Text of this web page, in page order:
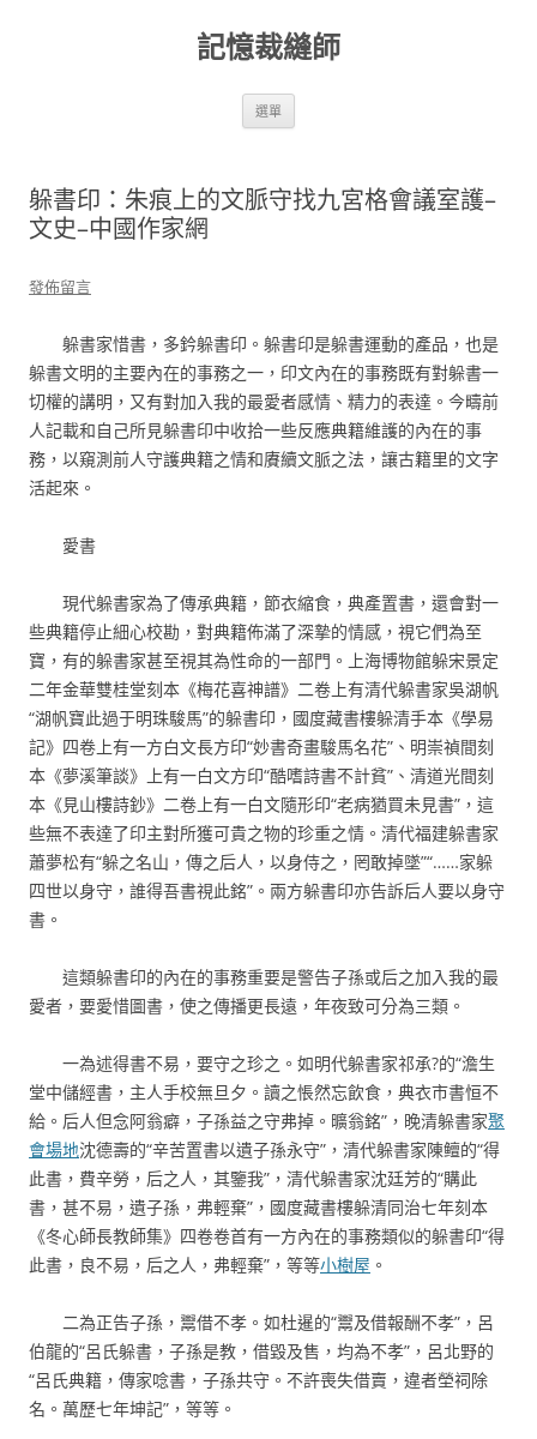
記憶裁縫師
選單
躲書印：朱痕上的文脈守找九宮格會議室護–
文史–中國作家網
發佈留言
躲書家惜書，多鈐躲書印。躲書印是躲書運動的產品，也是
躲書文明的主要內在的事務之一，印文內在的事務既有對躲書一
切權的講明，又有對加入我的最愛者感情、精力的表達。今疇前
人記載和自己所見躲書印中收拾一些反應典籍維護的內在的事
務，以窺測前人守護典籍之情和賡續文脈之法，讓古籍里的文字
活起來。
愛書
現代躲書家為了傳承典籍，節衣縮食，典產置書，還會對一
些典籍停止細心校勘，對典籍佈滿了深摯的情感，視它們為至
寶，有的躲書家甚至視其為性命的一部門。上海博物館躲宋景定
二年金華雙桂堂刻本《梅花喜神譜》二卷上有清代躲書家吳湖帆
“湖帆寶此過于明珠駿馬”的躲書印，國度藏書樓躲清手本《學易
記》四卷上有一方白文長方印“妙書奇畫駿馬名花”、明崇禎間刻
本《夢溪筆談》上有一白文方印“酷嗜詩書不計貧”、清道光間刻
本《見山樓詩鈔》二卷上有一白文隨形印“老病猶買未見書”，這
些無不表達了印主對所獲可貴之物的珍重之情。清代福建躲書家
蕭夢松有“躲之名山，傳之后人，以身侍之，罔敢掉墜”“……家躲
四世以身守，誰得吾書視此銘”。兩方躲書印亦告訴后人要以身守
書。
這類躲書印的內在的事務重要是警告子孫或后之加入我的最
愛者，要愛惜圖書，使之傳播更長遠，年夜致可分為三類。
一為述得書不易，要守之珍之。如明代躲書家祁承?的“澹生
堂中儲經書，主人手校無旦夕。讀之悵然忘飲食，典衣市書恒不
給。后人但念阿翁癖，子孫益之守弗掉。曠翁銘”，晚清躲書家聚
會場地沈德壽的“辛苦置書以遺子孫永守”，清代躲書家陳鳣的“得
此書，費辛勞，后之人，其鑒我”，清代躲書家沈廷芳的“購此
書，甚不易，遺子孫，弗輕棄”，國度藏書樓躲清同治七年刻本
《冬心師長教師集》四卷卷首有一方內在的事務類似的躲書印“得
此書，良不易，后之人，弗輕棄”，等等小樹屋 。
二為正告子孫，鬻借不孝。如杜暹的“鬻及借報酬不孝”，呂
伯龍的“呂氏躲書，子孫是教，借毀及售，均為不孝”，呂北野的
“呂氏典籍，傳家唸書，子孫共守。不許喪失借賣，違者塋祠除
名。萬歷七年坤記”，等等。